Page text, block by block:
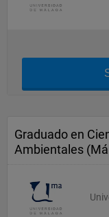
Graduado en
Ambientales